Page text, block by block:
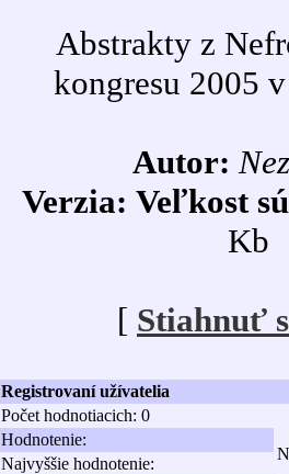
Abstrakty z
kongresu 2005
Autor:
Verzia: Veľkost
Kb
[ Stiahnuť
Registrovaní užívatelia
Počet hodnotiacich: 0
Hodnotenie:
Najvyššie hodnotenie: